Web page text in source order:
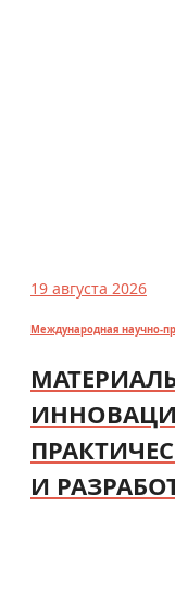
19 августа 2026
Международная научно-
И